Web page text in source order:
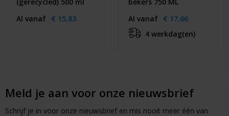
Al vanaf € 15,83
Al vanaf € 17,66
4 werkdag(en)
Meld je aan voor onze nieuwsbrief
Schrijf je in voor onze nieuwsbrief en mis nooit meer één van